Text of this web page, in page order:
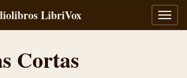
LibriVox
Cortas